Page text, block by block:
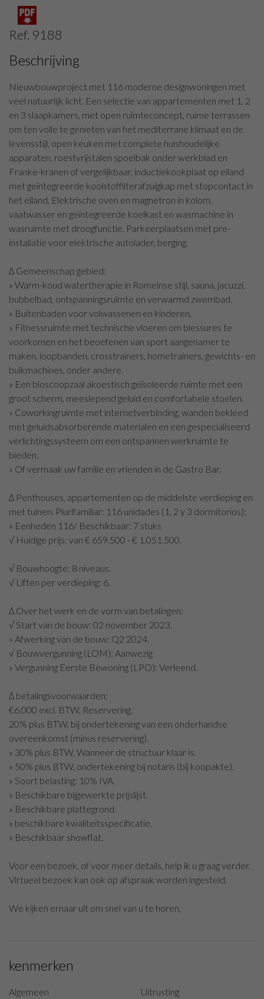
Ref. 9188
Beschrijving
Nieuwbouwproject met 116 moderne designwoningen met
veel natuurlijk licht. Een selectie van appartementen met 1, 2
en 3 slaapkamers, met open ruimteconcept, ruime terrassen
om ten volle te genieten van het mediterrane klimaat en de
levensstijl, open keuken met complete huishoudelijke
apparaten, roestvrijstalen spoelbak onder werkblad en
Franke-kranen of vergelijkbaar, inductiekookplaat op eiland
met geïntegreerde koolstoffilterafzuigkap met stopcontact in
het eiland, Elektrische oven en magnetron in kolom,
vaatwasser en geïntegreerde koelkast en wasmachine in
wasruimte met droogfunctie. Parkeerplaatsen met pre-
installatie voor elektrische autolader, berging.
∆ Gemeenschap gebied:
» Warm-koud watertherapie in Romeinse stijl, sauna, jacuzzi,
bubbelbad, ontspanningsruimte en verwarmd zwembad.
» Buitenbaden voor volwassenen en kinderen,
» Fitnessruimte met technische vloeren om blessures te
voorkomen en het beoefenen van sport aangenamer te
maken, loopbanden, crosstrainers, hometrainers, gewichts- en
buikmachines, onder andere.
» Een bioscoopzaal akoestisch geïsoleerde ruimte met een
groot scherm, meeslepend geluid en comfortabele stoelen.
» Coworkingruimte met internetverbinding, wanden bekleed
met geluidsabsorberende materialen en een gespecialiseerd
verlichtingssysteem om een ontspannen werkruimte te
bieden.
» Of vermaak uw familie en vrienden in de Gastro Bar.
∆ Penthouses, appartementen op de middelste verdieping en
met tuinen. Plurifamiliar: 116 unidades (1, 2 y 3 dormitorios):
» Eenheden 116/ Beschikbaar: 7 stuks
√ Huidige prijs: van € 659.500 - € 1.051.500.
√ Bouwhoogte: 8 niveaus.
√ Liften per verdieping: 6.
∆ Over het werk en de vorm van betalingen:
√ Start van de bouw: 02 november 2023.
» Afwerking van de bouw: Q2 2024.
√ Bouwvergunning (LOM): Aanwezig
» Vergunning Eerste Bewoning (LPO): Verleend.
∆ betalingsvoorwaarden:
€6.000 excl. BTW, Reservering.
20% plus BTW, bij ondertekening van een onderhandse
overeenkomst (minus reservering).
» 30% plus BTW, Wanneer de structuur klaar is.
» 50% plus BTW, ondertekening bij notaris (bij koopakte).
» Soort belasting: 10% IVA.
» Beschikbare bijgewerkte prijslijst.
» Beschikbare plattegrond.
» beschikbare kwaliteitsspecificatie.
» Beschikbaar showflat.
Voor een bezoek, of voor meer details, help ik u graag verder.
Virtueel bezoek kan ook op afspraak worden ingesteld.
We kijken ernaar uit om snel van u te horen,
kenmerken
Algemeen
Uitrusting